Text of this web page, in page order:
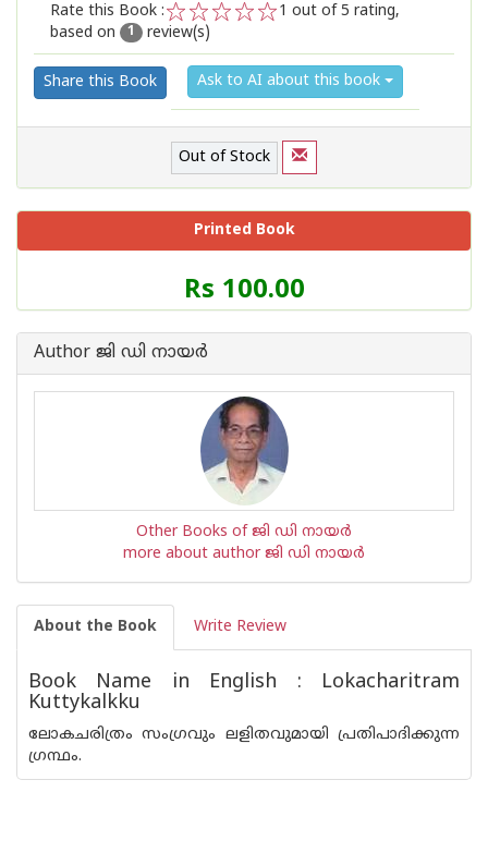
Rate this Book :
2
1
1 out of 5 rating,
based on
1 review(s)
Share this Book Ask to AI about this book
Out of Stock
Printed Book
Price
of
Book
Rs 100.00
Author ജി ഡി നായര്‍
Other Books of ജി ഡി നായര്‍
more about author ജി ഡി നായര്‍
About the Book Write Review
Book Name in English : Lokacharitram
Kuttykalkku
ലോകചരിത്രം സംഗ്രവും ലളിതവുമായി പ്രതിപാദിക്കുന്ന
ഗ്രന്ഥം.